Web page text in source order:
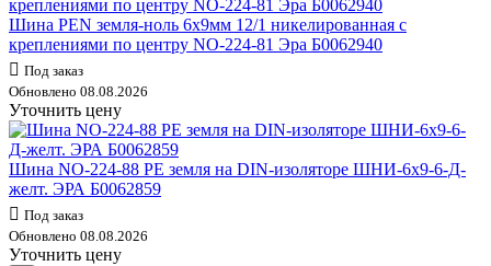
Шина PEN земля-ноль 6х9мм 12/1 никелированная с
креплениями по центру NO-224-81 Эра Б0062940
Под заказ
Обновлено 08.08.2026
Уточнить цену
Шина NO-224-88 PE земля на DIN-изоляторе ШНИ-6х9-6-Д-
желт. ЭРА Б0062859
Под заказ
Обновлено 08.08.2026
Уточнить цену